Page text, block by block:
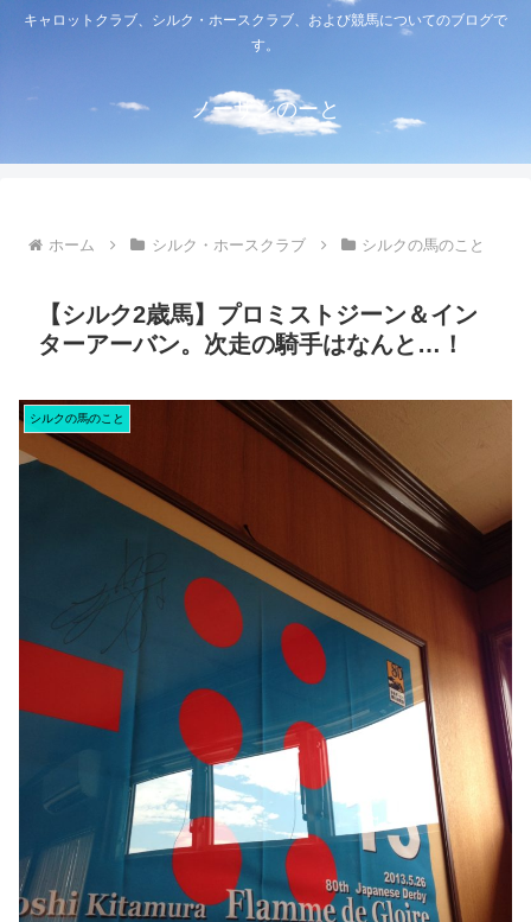
キャロットクラブ、シルク・ホースクラブ、および競馬についてのブログで
す。
ノーザンのーと
ホーム シルク・ホースクラブ シルクの馬のこと
【シルク2歳馬】プロミストジーン＆イン
ターアーバン。次走の騎手はなんと…！
シルクの馬のこと